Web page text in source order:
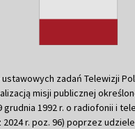
zadań Telewizji
misji publicznej
1992 r. o radiofonii i
2024 r. poz. 96) poprzez